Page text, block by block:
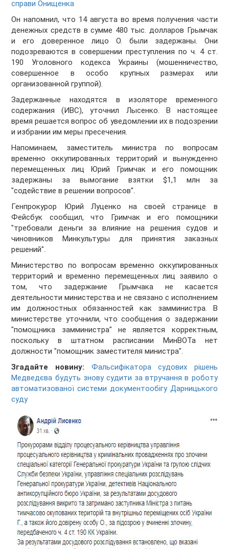
справи Онищенка
Он напомнил, что 14 августа во время получения части
денежных средств в сумме 480 тыс. долларов Грымчак
и его доверенное лицо О. были задержаны. Они
подозреваются в совершении преступления по ч. 4 ст.
190 Уголовного кодекса Украины (мошенничество,
совершенное в особо крупных размерах или
организованной группой).
Задержанные находятся в изоляторе временного
содержания (ИВС), уточнил Лысенко. В настоящее
время решается вопрос об уведомлении их в подозрении
и избрании им меры пресечения.
Напоминаем, заместитель министра по вопросам
временно оккупированных территорий и вынужденно
перемещенных лиц Юрий Гримчак и его помощник
задержаны за вымогание взятки $1,1 млн за
"содействие в решении вопросов".
Генпрокурор Юрий Луценко на своей странице в
Фейсбук сообщил, что Гримчак и его помощники
"требовали деньги за влияние на решения судов и
чиновников Минкультуры для принятия заказных
решений".
Министерство по вопросам временно оккупированных
территорий и временно перемещенных лиц заявило о
том, что задержание Грымчака не касается
деятельности министерства и не связано с исполнением
им должностных обязанностей как замминистра. В
министерстве уточнили, что сообщения о задержании
"помощника замминистра" не является корректным,
поскольку в штатном расписании МинВОТа нет
должности "помощник заместителя министра".
Згадайте новину:
Фальсифікатора судових рішень
Медведєва будуть знову судити за втручання в роботу
автоматизованої системи документообігу Дарницького
суду